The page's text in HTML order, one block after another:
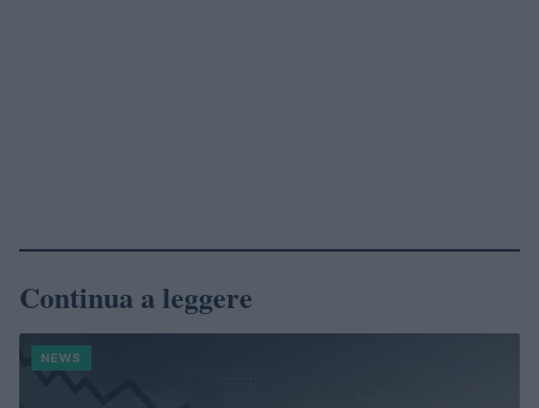
Continua a leggere
NEWS